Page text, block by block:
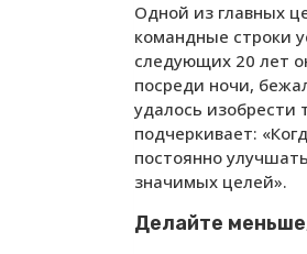
Одной из главных
командные строки
следующих 20 лет
посреди ночи,
удалось изобрести
подчеркивает:
постоянно
значимых целей».
Делайте